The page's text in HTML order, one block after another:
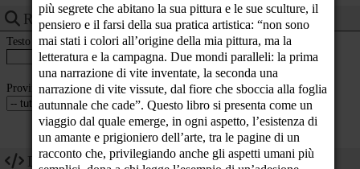
Ricerca eventi
Testo
Provincia
Dev
più segrete che abitano la sua pittura e le sue sculture, il
pensiero e il farsi della sua pratica artistica: “non sono
mai stati i colori all’origine della mia pittura, ma la
letteratura e la campagna. Due mondi paralleli: la prima
una narrazione di vite inventate, la seconda una
narrazione di vite vissute, dal fiore che sboccia alla foglia
autunnale che cade”. Questo libro si presenta come un
viaggio dal quale emerge, in ogni aspetto, l’esistenza di
un amante e prigioniero dell’arte, tra le pagine di un
racconto che, privilegiando anche gli aspetti umani più